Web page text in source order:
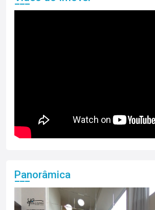
Panorâmica